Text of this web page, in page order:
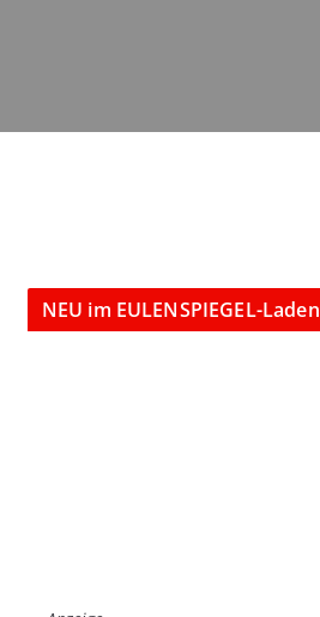
NEU im EULENSPIEGEL-Laden